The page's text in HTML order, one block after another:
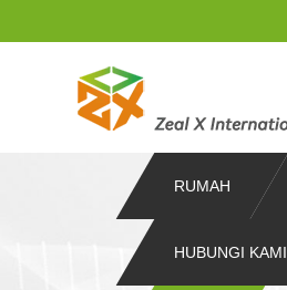
RUMAH
HUBUNGI KAMI